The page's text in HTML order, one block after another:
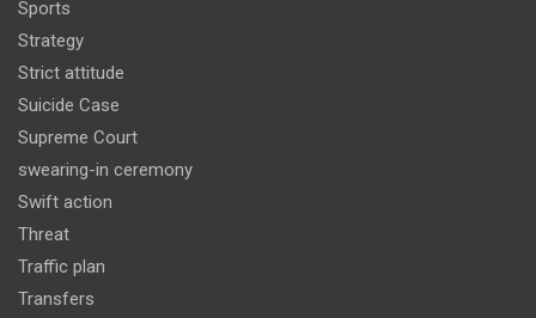
Sports
Strategy
Strict attitude
Suicide Case
Supreme Court
swearing-in ceremony
Swift action
Threat
Traffic plan
Transfers